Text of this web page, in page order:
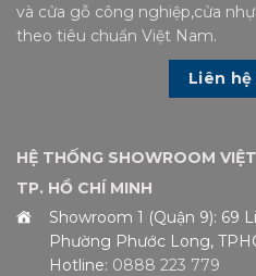
và cửa gỗ công nghiệp,cửa
theo tiêu chuẩn Việt Nam.
Liên
HỆ THỐNG SHOWROOM
TP. HỒ CHÍ MINH
Showroom 1 (Quận 9): 69
Phường Phước Long,
Hotline: 0888 223 779